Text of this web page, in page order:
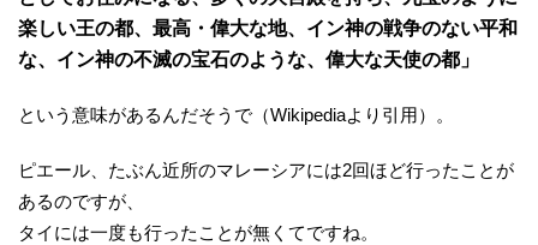
楽しい王の都、最高・偉大な地、イン神の戦争のない平和
な、イン神の不滅の宝石のような、偉大な天使の都」
という意味があるんだそうで（Wikipediaより引用）。
ピエール、たぶん近所のマレーシアには2回ほど行ったことが
あるのですが、
タイには一度も行ったことが無くてですね。